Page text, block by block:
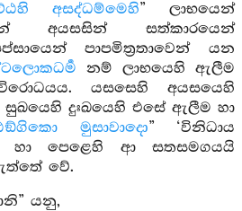
අසද්ධම්මෙහි” ලාභයෙන්
අයසසින් සත්කාරයෙන්
පාපමිත්‍රතාවෙන් යන
නම් ලාභයෙහි ඇලීම
යසසෙහි අයසයෙහි
සුඛයෙහි දුඃඛයෙහි එසේ ඇලීම හා
මුසාවාදො” ‘විනිධාය
පෙළෙහි ආ සතසමගයයි
වේ.
යනු,